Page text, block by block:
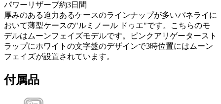
パワーリザーブ約3日間
厚みのある迫力あるケースのラインナップが多いパネライに
おいて薄型ケースの"ルミノール ドゥエ"です。こちらのモ
デルはムーンフェイズモデルです。ピンクアリゲータースト
ラップにホワイトの文字盤のデザインで3時位置にはムーン
フェイズが設置されています。
付属品